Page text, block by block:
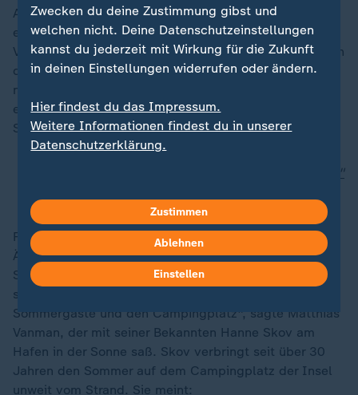
Auf der beschaulichen Urlaubsinsel Anholt mit nur
etwa 130 Bewohnern wundern sich viele über das
Vorgehen - und noch mehr über das große Interesse an
dem "deutschen Promi-Wal", wie ihn hier einige
nennen. "Ich verstehe nicht, wieso die Deutschen so
ein Aufheben um diesen Wal machen", sagte die Dänin
Susanna der Deutschen Presse-Agentur.
Drama um toten Buckelwal: Was vom Fall "Timmy"
Für die Einheimischen bedeutet der Kadaver vor allem
Ärger, zumal er am beliebtesten und zugänglichsten
Strand der Insel liegt. "Wenn er liegenbleibt und noch
stärker stinkt, wird das zum Problem für unsere
Sommergäste und den Campingplatz", sagte Matthias
Vanman, der mit seiner Bekannten Hanne Skov am
Hafen in der Sonne saß. Skov verbringt seit über 30
Jahren den Sommer auf dem Campingplatz der Insel
unweit vom Strand. Sie meint:
Zwecken du deine Zustimmung gibst und
welchen nicht. Deine Datenschutzeinstellungen
kannst du jederzeit mit Wirkung für die Zukunft
in deinen Einstellungen widerrufen oder ändern.
Hier findest du das Impressum.
Weitere Informationen findest du in unserer
Datenschutzerklärung.
Zustimmen
Ablehnen
Einstellen